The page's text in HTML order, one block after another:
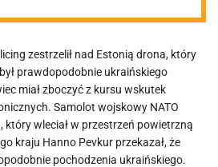
zestrzelił nad Estonią drona, który
prawdopodobnie ukraińskiego
miał zboczyć z kursu wskutek
Samolot wojskowy NATO
który wleciał w przestrzeń powietrzną
kraju Hanno Pevkur przekazał, że
pochodzenia ukraińskiego.